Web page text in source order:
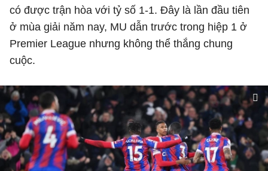
có được trận hòa với tỷ số 1-1. Đây là lần đầu tiên
ở mùa giải năm nay, MU dẫn trước trong hiệp 1 ở
Premier League nhưng không thể thắng chung
cuộc.